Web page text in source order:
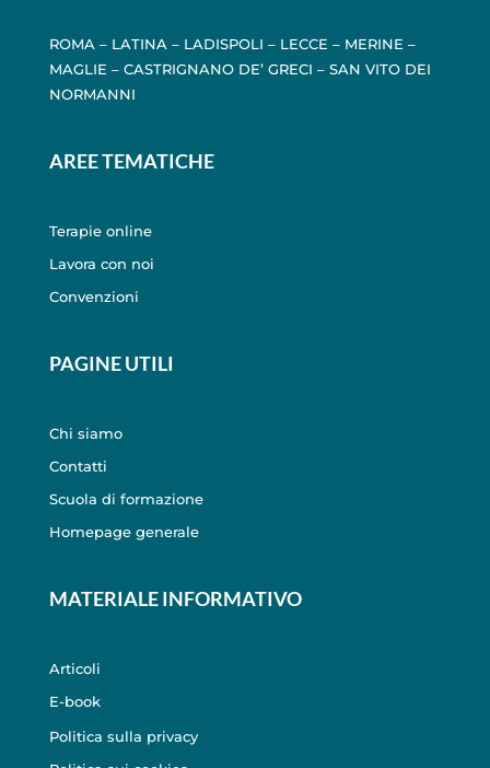
ROMA– LATINA– LADISPOLI – LECCE – MERINE –
MAGLIE – CASTRIGNANO DE’ GRECI – SAN VITO DEI
NORMANNI
AREE TEMATICHE
Terapie online
Lavora con noi
Convenzioni
PAGINE UTILI
Chi siamo
Contatti
Scuola di formazione
Homepage generale
MATERIALE INFORMATIVO
Articoli
E-book
Politica sulla privacy